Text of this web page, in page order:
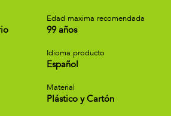
Edad maxima recomendada
99 años
Idioma producto
Español
Material
Plástico y Cartón